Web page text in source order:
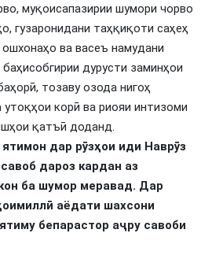
муқоисапазирии шумори чорво
гузаронидани таҳқиқоти саҳеҳ
ва васеъ намудани
дурусти заминҳои
тозаву озода нигоҳ
корӣ ва риояи интизоми
қатъӣ доданд.
дар рӯзҳои иди Наврӯз
дароз кардан аз
ба шумор меравад. Дар
оимиллӣ аёдати шахсони
бепарастор аҷру савоби